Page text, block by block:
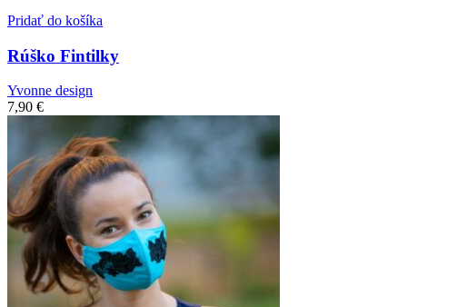
Pridať do košíka
Rúško Fintilky
Yvonne design
7,90 €